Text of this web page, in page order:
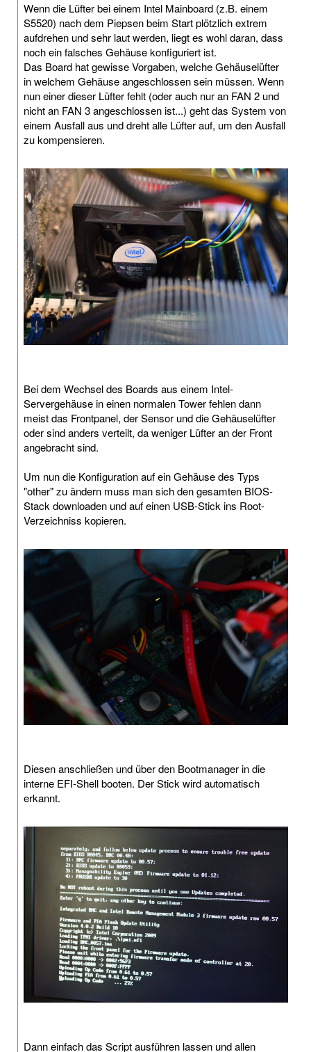
Wenn die Lüfter bei einem Intel Mainboard (z.B. einem
S5520) nach dem Piepsen beim Start plötzlich extrem
aufdrehen und sehr laut werden, liegt es wohl daran, dass
noch ein falsches Gehäuse konfiguriert ist.
Das Board hat gewisse Vorgaben, welche Gehäuselüfter
in welchem Gehäuse angeschlossen sein müssen. Wenn
nun einer dieser Lüfter fehlt (oder auch nur an FAN 2 und
nicht an FAN 3 angeschlossen ist...) geht das System von
einem Ausfall aus und dreht alle Lüfter auf, um den Ausfall
zu kompensieren.
Bei dem Wechsel des Boards aus einem Intel-
Servergehäuse in einen normalen Tower fehlen dann
meist das Frontpanel, der Sensor und die Gehäuselüfter
oder sind anders verteilt, da weniger Lüfter an der Front
angebracht sind.
Um nun die Konfiguration auf ein Gehäuse des Typs
"other" zu ändern muss man sich den gesamten BIOS-
Stack downloaden und auf einen USB-Stick ins Root-
Verzeichniss kopieren.
Diesen anschließen und über den Bootmanager in die
interne EFI-Shell booten. Der Stick wird automatisch
erkannt.
Dann einfach das Script ausführen lassen und allen